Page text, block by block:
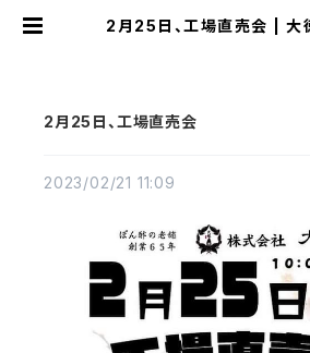
2月25日、工場直売会 | 大
2月25日、工場直売会
2023/02/21 11:09